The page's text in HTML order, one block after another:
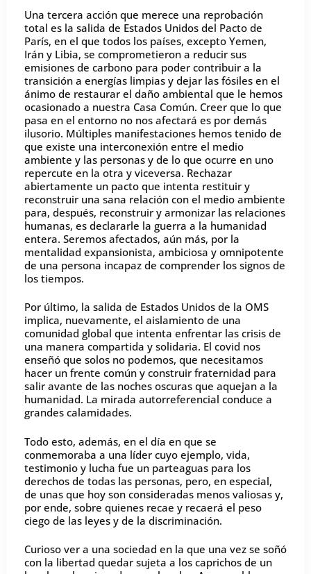
Una tercera acción que merece una reprobación
total es la salida de Estados Unidos del Pacto de
París, en el que todos los países, excepto Yemen,
Irán y Libia, se comprometieron a reducir sus
emisiones de carbono para poder contribuir a la
transición a energías limpias y dejar las fósiles en el
ánimo de restaurar el daño ambiental que le hemos
ocasionado a nuestra Casa Común. Creer que lo que
pasa en el entorno no nos afectará es por demás
ilusorio. Múltiples manifestaciones hemos tenido de
que existe una interconexión entre el medio
ambiente y las personas y de lo que ocurre en uno
repercute en la otra y viceversa. Rechazar
abiertamente un pacto que intenta restituir y
reconstruir una sana relación con el medio ambiente
para, después, reconstruir y armonizar las relaciones
humanas, es declararle la guerra a la humanidad
entera. Seremos afectados, aún más, por la
mentalidad expansionista, ambiciosa y omnipotente
de una persona incapaz de comprender los signos de
los tiempos.
Por último, la salida de Estados Unidos de la OMS
implica, nuevamente, el aislamiento de una
comunidad global que intenta enfrentar las crisis de
una manera compartida y solidaria. El covid nos
enseñó que solos no podemos, que necesitamos
hacer un frente común y construir fraternidad para
salir avante de las noches oscuras que aquejan a la
humanidad. La mirada autorreferencial conduce a
grandes calamidades.
Todo esto, además, en el día en que se
conmemoraba a una líder cuyo ejemplo, vida,
testimonio y lucha fue un parteaguas para los
derechos de todas las personas, pero, en especial,
de unas que hoy son consideradas menos valiosas y,
por ende, sobre quienes recae y recaerá el peso
ciego de las leyes y de la discriminación.
Curioso ver a una sociedad en la que una vez se soñó
con la libertad quedar sujeta a los caprichos de un